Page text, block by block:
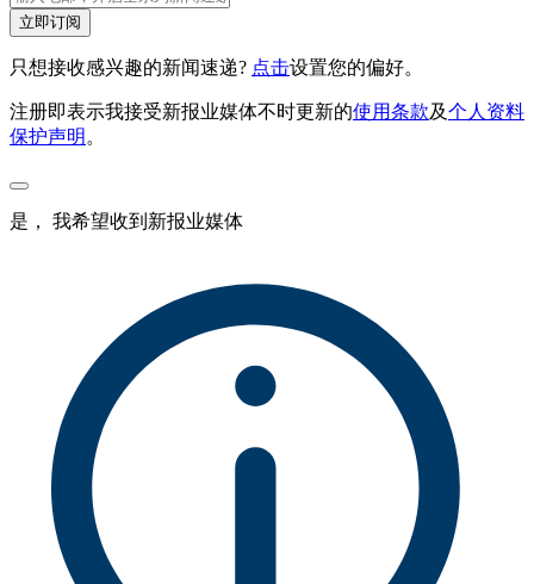
立即订阅
只想接收感兴趣的新闻速递? 点击设置您的偏好。
注册即表示我接受新报业媒体不时更新的使用条款及个人资料
保护声明 。
是， 我希望收到新报业媒体